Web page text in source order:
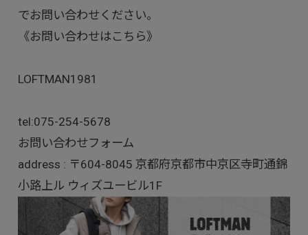
でお問い合わせください。
《お問い合わせはこちら》
LOFTMAN1981
tel:075-254-5678
お問い合わせフォーム
address : 〒604-8045 京都府京都市中京区寺町通錦
小路上ル ウィズユービル1F